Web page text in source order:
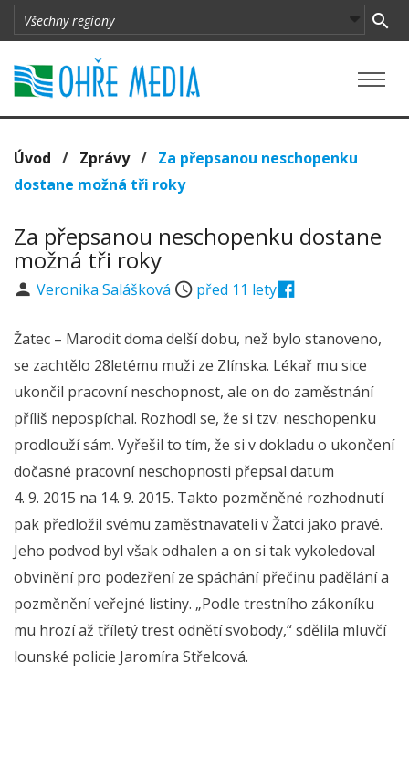
Úvod / Zprávy/ Za přepsanou neschopenku
dostane možná tři roky
Za přepsanou neschopenku dostane
možná tři roky
Veronika Salášková před 11 lety
Žatec – Marodit doma delší dobu, než bylo stanoveno,
se zachtělo 28letému muži ze Zlínska. Lékař mu sice
ukončil pracovní neschopnost, ale on do zaměstnání
příliš nepospíchal. Rozhodl se, že si tzv. neschopenku
prodlouží sám. Vyřešil to tím, že si v dokladu o ukončení
dočasné pracovní neschopnosti přepsal datum
4. 9. 2015 na 14. 9. 2015. Takto pozměněné rozhodnutí
pak předložil svému zaměstnavateli v Žatci jako pravé.
Jeho podvod byl však odhalen a on si tak vykoledoval
obvinění pro podezření ze spáchání přečinu padělání a
pozměnění veřejné listiny. „Podle trestního zákoníku
mu hrozí až tříletý trest odnětí svobody,“ sdělila mluvčí
lounské policie Jaromíra Střelcová.